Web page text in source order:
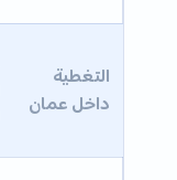
التغطية
داخل عمان